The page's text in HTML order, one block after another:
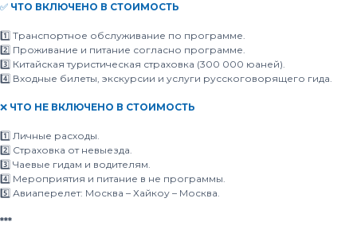
✅ ЧТО ВКЛЮЧЕНО В СТОИМОСТЬ
1️⃣ Транспортное обслуживание по программе.
2️⃣ Проживание и питание согласно программе.
3️⃣ Китайская туристическая страховка (300 000 юаней).
4️⃣ Входные билеты, экскурсии и услуги русскоговорящего гида.
❌ ЧТО НЕ ВКЛЮЧЕНО В СТОИМОСТЬ
1️⃣ Личные расходы.
2️⃣ Страховка от невыезда.
3️⃣ Чаевые гидам и водителям.
4️⃣ Мероприятия и питание в не программы.
5️⃣ Авиаперелет: Москва – Хайкоу – Москва.
***